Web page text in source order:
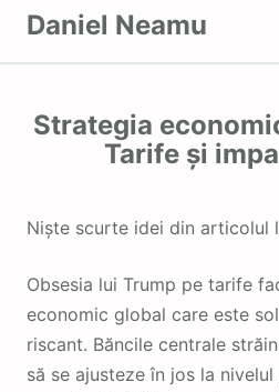
Daniel Neamu
Strategia
Tarife și
Niște scurte idei din articolul
Obsesia lui Trump pe tarife
economic global care este
riscant. Băncile centrale
să se ajusteze în jos la